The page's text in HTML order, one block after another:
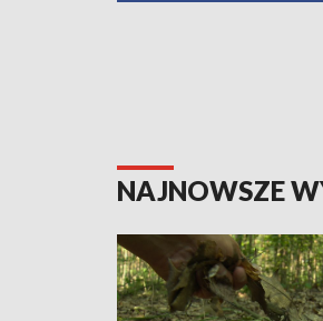
NAJNOWSZE